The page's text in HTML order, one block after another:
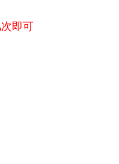
即可